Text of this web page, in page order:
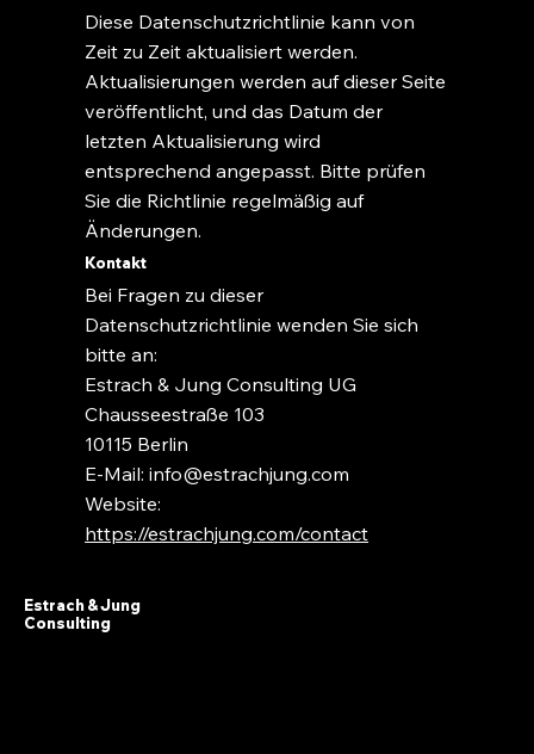
Diese Datenschutzrichtlinie kann von
Zeit zu Zeit aktualisiert werden.
Aktualisierungen werden auf dieser Seite
veröffentlicht, und das Datum der
letzten Aktualisierung wird
entsprechend angepasst. Bitte prüfen
Sie die Richtlinie regelmäßig auf
Änderungen.
Kontakt
Bei Fragen zu dieser
Datenschutzrichtlinie wenden Sie sich
bitte an:
Estrach & Jung Consulting UG
Chausseestraße 103
10115 Berlin
E-Mail:info@estrachjung.com
Website:
https://estrachjung.com/contact
Estrach & Jung
Consulting